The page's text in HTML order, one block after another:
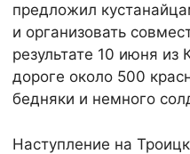
предложил
и организовать
результате 10 июня из
дороге около 500
бедняки и немного
Наступление на